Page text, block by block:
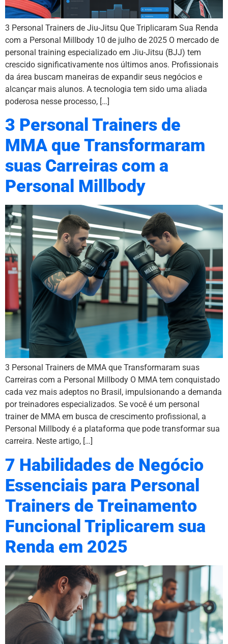
3 Personal Trainers de Jiu-Jitsu Que Triplicaram Sua Renda
com a Personal Millbody 10 de julho de 2025 O mercado de
personal training especializado em Jiu-Jitsu (BJJ) tem
crescido significativamente nos últimos anos. Profissionais
da área buscam maneiras de expandir seus negócios e
alcançar mais alunos. A tecnologia tem sido uma aliada
poderosa nesse processo, […]
3 Personal Trainers de
MMA que Transformaram
suas Carreiras com a
Personal Millbody
3 Personal Trainers de MMA que Transformaram suas
Carreiras com a Personal Millbody O MMA tem conquistado
cada vez mais adeptos no Brasil, impulsionando a demanda
por treinadores especializados. Se você é um personal
trainer de MMA em busca de crescimento profissional, a
Personal Millbody é a plataforma que pode transformar sua
carreira. Neste artigo, […]
7 Habilidades de Negócio
Essenciais para Personal
Trainers de Treinamento
Funcional Triplicarem sua
Renda em 2025